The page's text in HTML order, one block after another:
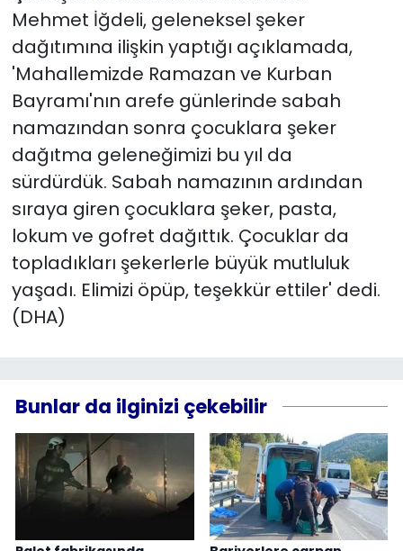
Mehmet İğdeli, geleneksel şeker
dağıtımına ilişkin yaptığı açıklamada,
'Mahallemizde Ramazan ve Kurban
Bayramı'nın arefe günlerinde sabah
namazından sonra çocuklara şeker
dağıtma geleneğimizi bu yıl da
sürdürdük. Sabah namazının ardından
sıraya giren çocuklara şeker, pasta,
lokum ve gofret dağıttık. Çocuklar da
topladıkları şekerlerle büyük mutluluk
yaşadı. Elimizi öpüp, teşekkür ettiler' dedi.
(DHA)
Bunlar da ilginizi çekebilir